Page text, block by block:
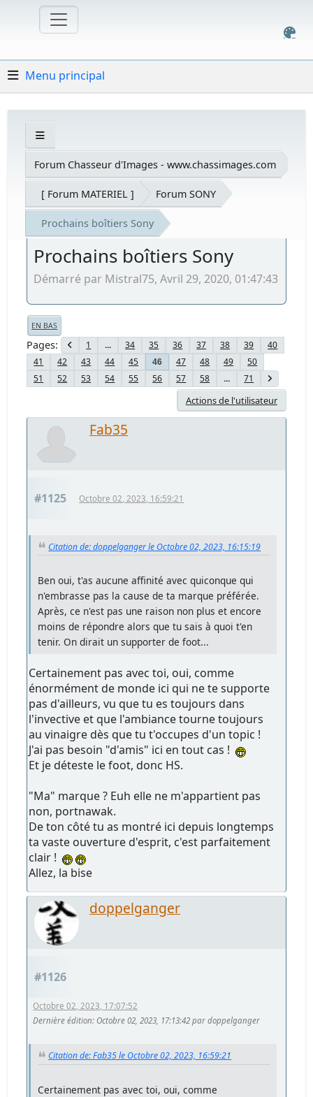
Menu principal
Forum Chasseur d'Images - www.chassimages.com
[ Forum MATERIEL ] Forum SONY
Prochains boîtiers Sony
Prochains boîtiers Sony
Démarré par Mistral75, Avril 29, 2020, 01:47:43
EN BAS
Pages 1 ... 34 35 36 37 38 39
40
41
42 43 44 45 46 47 48 49
50
51
52 53 54 55 56 57 58 ... 71
Actions de l'utilisateur
Fab35
#1125 Octobre 02, 2023, 16:59:21
Citation de: doppelganger le Octobre 02, 2023, 16:15:19
Ben oui, t'as aucune affinité avec quiconque qui
n'embrasse pas la cause de ta marque préférée.
Après, ce n'est pas une raison non plus et encore
moins de répondre alors que tu sais à quoi t'en
tenir. On dirait un supporter de foot...
Certainement pas avec toi, oui, comme
énormément de monde ici qui ne te supporte
pas d'ailleurs, vu que tu es toujours dans
l'invective et que l'ambiance tourne toujours
au vinaigre dès que tu t'occupes d'un topic !
J'ai pas besoin "d'amis" ici en tout cas !
Et je déteste le foot, donc HS.
"Ma" marque ? Euh elle ne m'appartient pas
non, portnawak.
De ton côté tu as montré ici depuis longtemps
ta vaste ouverture d'esprit, c'est parfaitement
clair !
Allez, la bise
doppelganger
#1126
Octobre 02, 2023, 17:07:52
Dernière édition: Octobre 02, 2023, 17:13:42 par doppelganger
Citation de: Fab35 le Octobre 02, 2023, 16:59:21
Certainement pas avec toi, oui, comme